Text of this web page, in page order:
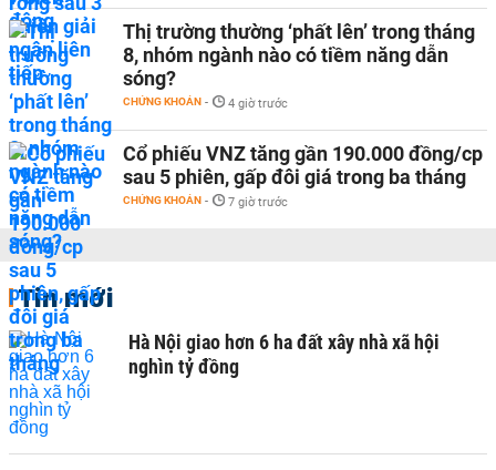
Thị trường thường ‘phất lên’ trong tháng
8, nhóm ngành nào có tiềm năng dẫn
sóng?
CHỨNG KHOÁN - 4 giờ trước
Cổ phiếu VNZ tăng gần 190.000 đồng/cp
sau 5 phiên, gấp đôi giá trong ba tháng
CHỨNG KHOÁN - 7 giờ trước
Tin mới
Hà Nội giao hơn 6 ha đất xây nhà xã hội
nghìn tỷ đồng